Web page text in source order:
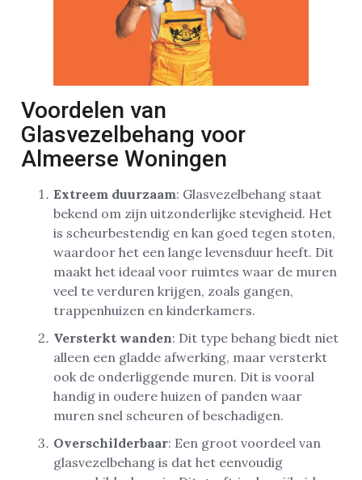
Voordelen van
Glasvezelbehang voor
Almeerse Woningen
Extreem duurzaam: Glasvezelbehang staat
bekend om zijn uitzonderlijke stevigheid. Het
is scheurbestendig en kan goed tegen stoten,
waardoor het een lange levensduur heeft. Dit
maakt het ideaal voor ruimtes waar de muren
veel te verduren krijgen, zoals gangen,
trappenhuizen en kinderkamers.
Versterkt wanden: Dit type behang biedt niet
alleen een gladde afwerking, maar versterkt
ook de onderliggende muren. Dit is vooral
handig in oudere huizen of panden waar
muren snel scheuren of beschadigen.
Overschilderbaar: Een groot voordeel van
glasvezelbehang is dat het eenvoudig